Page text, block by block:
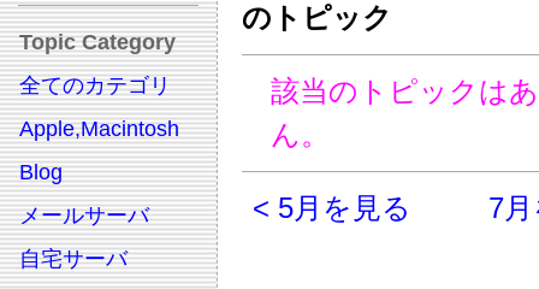
Topic Category
全てのカテゴリ
Apple,Macintosh
Blog
メールサーバ
自宅サーバ
のトピック
該当のトピックは
ん。
< 5月を見る 7